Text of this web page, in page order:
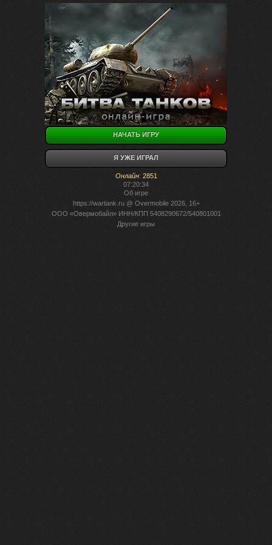
НАЧАТЬ ИГРУ
Я УЖЕ ИГРАЛ
Онлайн: 2851
07:20:34
Об игре
https://wartank.ru@ Overmobile 2026, 16+
ООО «Овермобайл» ИНН/КПП 5408290672/540801001
Другие игры